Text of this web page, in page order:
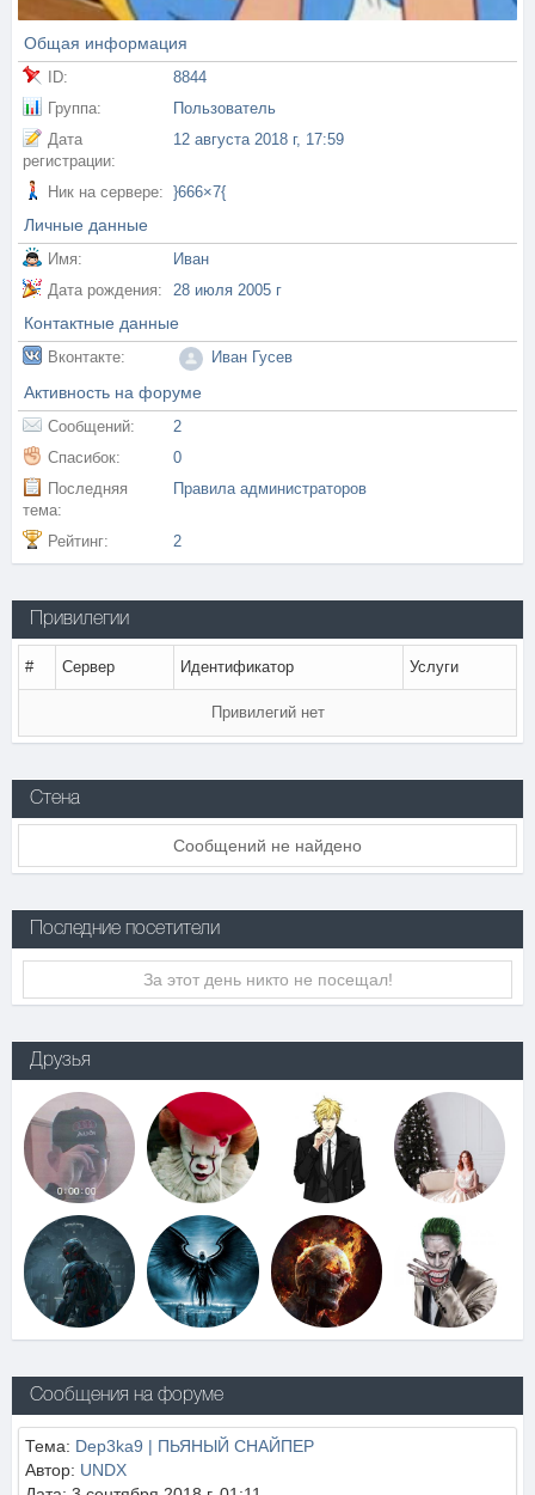
Общая информация
ID:
8844
Группа:
Пользователь
Дата
регистрации:
12 августа 2018 г, 17:59
Ник на сервере: }666×7{
Личные данные
Имя:
Иван
Дата рождения:
28 июля 2005 г
Контактные данные
Вконтакте: Иван Гусев
Активность на форуме
Сообщений:
2
Спасибок:
0
Последняя
тема:
Правила администраторов
Рейтинг: 2
Привилегии
# Сервер Идентификатор Услуги
Привилегий нет
Стена
Сообщений не найдено
Последние посетители
За этот день никто не посещал!
Друзья
Сообщения на форуме
Тема: Dep3ka9 | ПЬЯНЫЙ СНАЙПЕР
Автор: UNDX